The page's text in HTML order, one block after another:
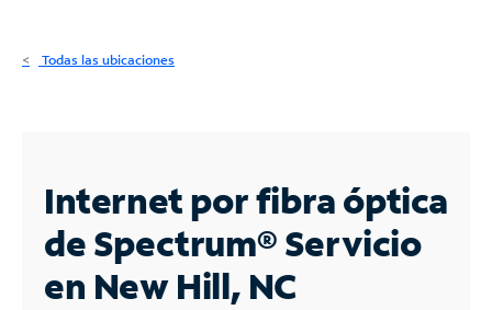
Business
Contáctanos
Todas las ubicaciones
Internet por fibra óptica
de Spectrum®Servicio
en New Hill, NC